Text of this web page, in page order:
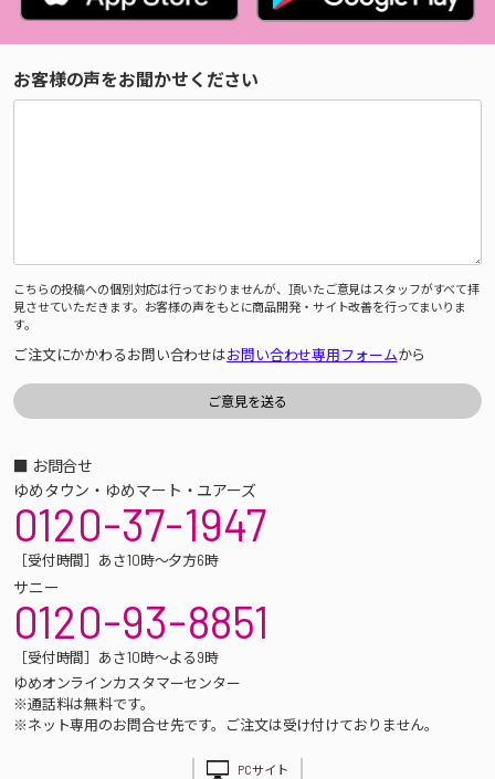
お客様の声をお聞かせください
こちらの投稿への個別対応は行っておりませんが、頂いたご意見はスタッフがすべて拝
見させていただきます。お客様の声をもとに商品開発・サイト改善を行ってまいりま
す。
ご注文にかかわるお問い合わせはお問い合わせ専用フォームから
■ お問合せ
ゆめタウン・ゆめマート・ユアーズ
0120-37-1947
［受付時間］あさ10時～夕方6時
サニー
0120-93-8851
［受付時間］あさ10時～よる9時
ゆめオンラインカスタマーセンター
※通話料は無料です。
※ネット専用のお問合せ先です。ご注文は受け付けておりません。
PCサイト